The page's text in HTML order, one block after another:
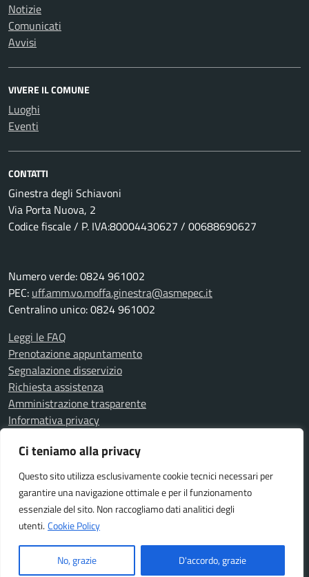
Ci teniamo alla privacy
Questo sito utilizza esclusivamente cookie tecnici necessari per
garantire una navigazione ottimale e per il funzionamento
essenziale del sito. Non raccogliamo dati analitici degli
utenti. Cookie Policy
No, grazie D'accordo, grazie
Notizie
Comunicati
Avvisi
VIVERE IL COMUNE
Luoghi
Eventi
CONTATTI
Ginestra degli Schiavoni
Via Porta Nuova, 2
Codice fiscale / P. IVA:80004430627 / 00688690627
Numero verde: 0824 961002
PEC: uff.amm.vo.moffa.ginestra@asmepec.it
Centralino unico: 0824 961002
Leggi le FAQ
Prenotazione appuntamento
Segnalazione disservizio
Richiesta assistenza
Amministrazione trasparente
Informativa privacy
Dichiarazione di accessibilità
SEGUICI SU
Facebook
Media policy